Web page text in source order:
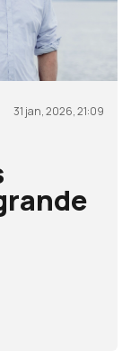
31 jan, 2026, 21:09